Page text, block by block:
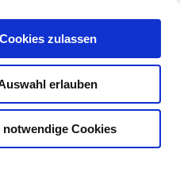
Cookies zulassen
erlauben
notwendige Cookies
Kundenlogin
Suche